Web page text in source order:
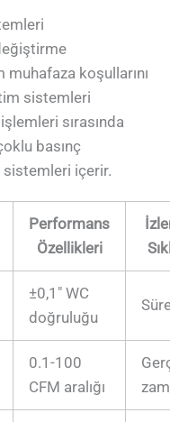
koşullarını
sistemleri
sırasında
basınç
içerir.
Performans
Özellikleri
±0,1″ WC
doğruluğu
0.1-100
CFM aralığı